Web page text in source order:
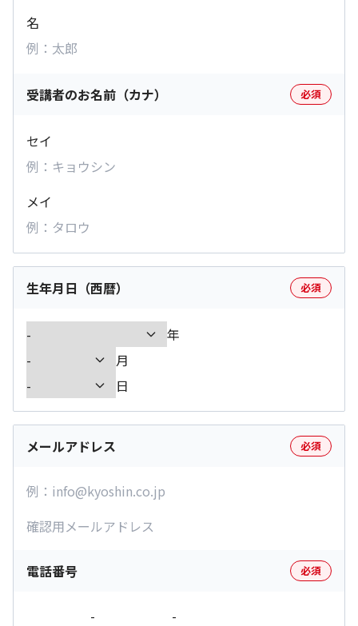
名
受講者のお名前（カナ） 必須
セイ
メイ
生年月日（西暦） 必須
年
月
日
メールアドレス 必須
電話番号 必須
- -